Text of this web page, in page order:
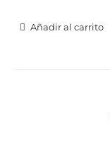
Añadir al carrito